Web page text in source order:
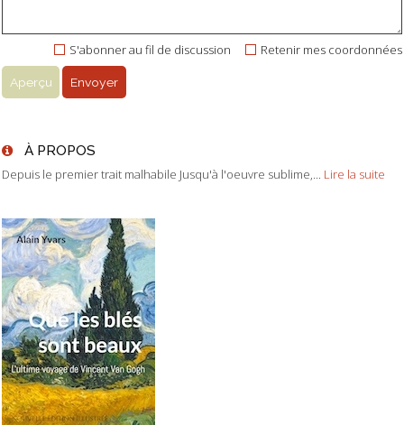
Retenir mes coordonnées
S'abonner au fil de discussion
À PROPOS
Depuis le premier trait malhabile Jusqu'à l'oeuvre sublime,... Lire la suite